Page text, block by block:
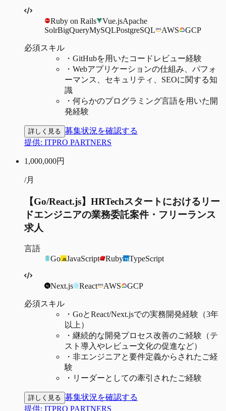
Ruby on Rails Vue.jsApache
SolrBigQueryMySQLPostgreSQL AWS GCP
必須スキル
・ GitHubを用いたコードレビュー経験
・ Webアプリケーションの仕組み、パフォ
ーマンス、セキュリティ、SEOに関する知
識
・ 何らかのプログラミング言語を用いた開
発経験
詳しく見る 募集状況を確認する
提供: ITPRO PARTNERS
1,000,000円
/月
【Go/React.js】HRTechスタートにおけるリー
ドエンジニアの業務委託案件・フリーランス
求人
言語
Go
JavaScript Ruby TypeScript
Next.js React AWS GCP
必須スキル
・ GoとReact/Next.jsでの実務開発経験（3年
以上）
・ 継続的な開発プロセス改善のご経験（テ
スト導入やレビュー文化の促進など）
・ 非エンジニアと要件定義からされたご経
験
・ リーダーとしての牽引されたご経験
詳しく見る 募集状況を確認する
提供: ITPRO PARTNERS